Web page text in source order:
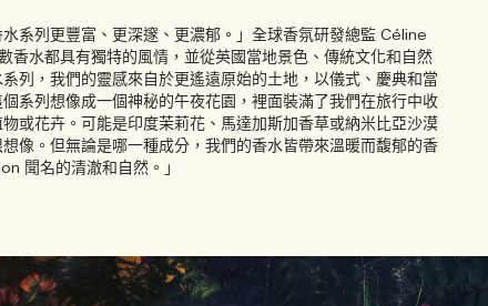
水系列更豐富、更深邃、更濃郁。」全球香氛研發總監 Céline
香水都具有獨特的風情，並從英國當地景色、傳統文化和自然
列，我們的靈感來自於更遙遠原始的土地，以儀式、慶典和當
系列想像成一個神秘的午夜花園，裡面裝滿了我們在旅行中收
或花卉。可能是印度茉莉花、馬達加斯加香草或納米比亞沙漠
像。但無論是哪一種成分，我們的香水皆帶來溫暖而馥郁的香
聞名的清澈和自然。」